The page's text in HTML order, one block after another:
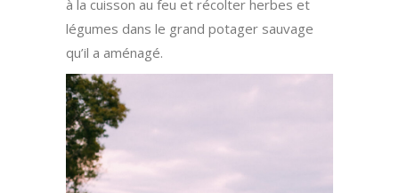
à la cuisson au feu et récolter herbes et
légumes dans le grand potager sauvage
qu’il a aménagé.